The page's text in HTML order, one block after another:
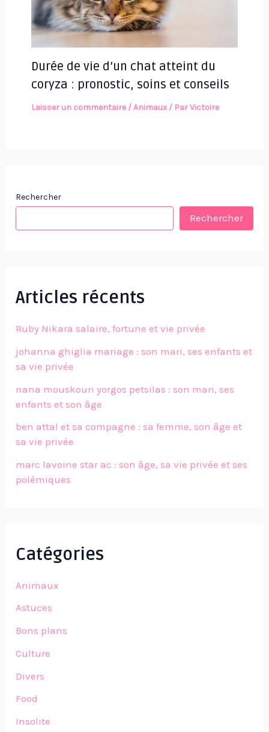
Durée de vie d’un chat atteint du
coryza : pronostic, soins et conseils
Laisser un commentaire /Animaux/ ParVictoire
Rechercher
Rechercher
Articles récents
Ruby Nikara salaire, fortune et vie privée
johanna ghiglia mariage : son mari, ses enfants et
sa vie privée
nana mouskouri yorgos petsilas : son mari, ses
enfants et son âge
ben attal et sa compagne : sa femme, son âge et
sa vie privée
marc lavoine star ac : son âge, sa vie privée et ses
polémiques
Catégories
Animaux
Astuces
Bons plans
Culture
Divers
Food
Insolite